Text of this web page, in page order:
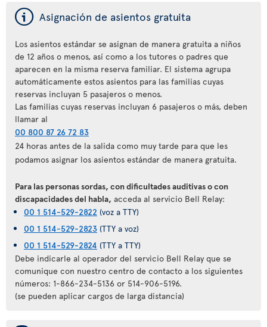
ý Asignación de asientos gratuita
Los asientos estándar se asignan de manera gratuita a niños
de 12 años o menos, así como a los tutores o padres que
aparecen en la misma reserva familiar. El sistema agrupa
automáticamente estos asientos para las familias cuyas
reservas incluyan 5 pasajeros o menos.
Las familias cuyas reservas incluyan 6 pasajeros o más, deben
llamar al
00 800 87 26 72 83
24 horas antes de la salida como muy tarde para que les
podamos asignar los asientos estándar de manera gratuita.
Para las personas sordas, con dificultades auditivas o con
discapacidades del habla, acceda al servicio Bell Relay:
00 1 514-529-2822 (voz a TTY)
00 1 514-529-2823 (TTY a voz)
00 1 514-529-2824 (TTY a TTY)
Debe indicarle al operador del servicio Bell Relay que se
comunique con nuestro centro de contacto a los siguientes
números: 1-866-234-5136 or 514-906-5196.
(se pueden aplicar cargos de larga distancia)